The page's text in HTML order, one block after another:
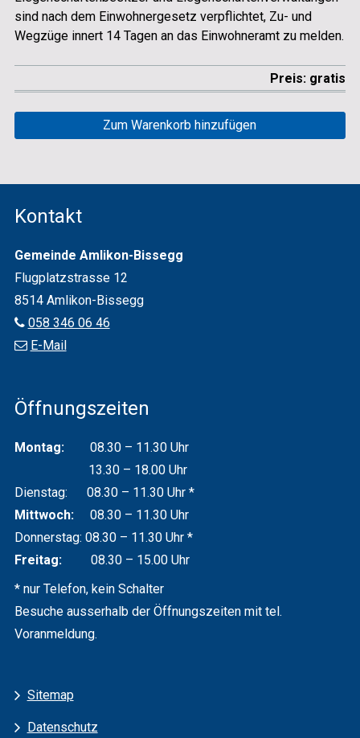
sind nach dem Einwohnergesetz verpflichtet, Zu- und
Wegzüge innert 14 Tagen an das Einwohneramt zu melden.
Preis: gratis
Zum Warenkorb hinzufügen
Footer
Kontakt
Gemeinde Amlikon-Bissegg
Flugplatz­strasse 12
8514 Amlikon-Bissegg
058 346 06 46
E-Mail
Öffnungszeiten
Montag: 08.30 – 11.30 Uhr
13.30 – 18.00 Uhr
Dienstag: 08.30 – 11.30 Uhr *
Mittwoch: 08.30 – 11.30 Uhr
Donnerstag: 08.30 – 11.30 Uhr *
Freitag: 08.30 – 15.00 Uhr
* nur Telefon, kein Schalter
Besuche ausserhalb der Öffnungszeiten mit tel.
Voranmeldung.
Services
Sitemap
Datenschutz